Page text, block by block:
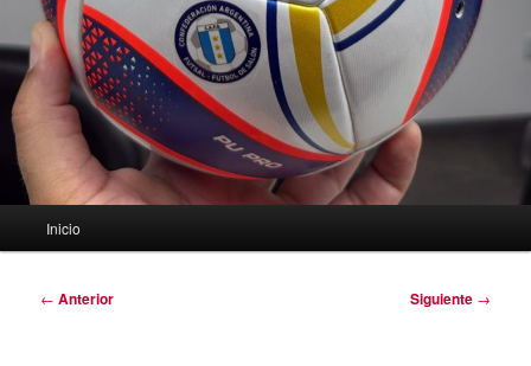
Inicio
Navegación
← Anterior Siguiente →